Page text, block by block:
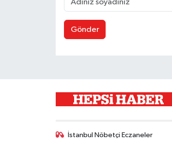
Gönder
İstanbul Nöbetçi Eczaneler